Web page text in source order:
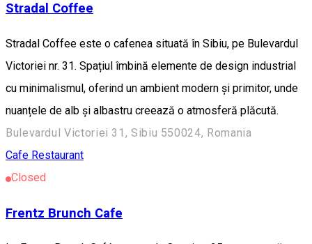
Stradal Coffee
Stradal Coffee este o cafenea situată în Sibiu, pe Bulevardul
Victoriei nr. 31. Spațiul îmbină elemente de design industrial
cu minimalismul, oferind un ambient modern și primitor, unde
nuanțele de alb și albastru creează o atmosferă plăcută.
Bulevardul Victoriei 31, Sibiu 550024, Romania
Cafe Restaurant
Closed
Frentz Brunch Cafe